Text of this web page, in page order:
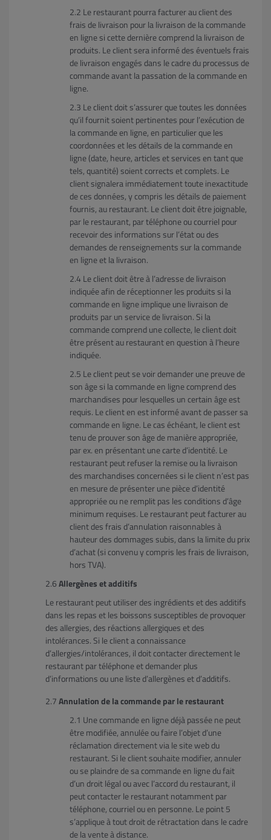
Le restaurant pourra facturer au client des
frais de livraison pour la livraison de la commande
en ligne si cette dernière comprend la livraison de
produits. Le client sera informé des éventuels frais
de livraison engagés dans le cadre du processus de
commande avant la passation de la commande en
ligne.
Le client doit s’assurer que toutes les données
qu’il fournit soient pertinentes pour l’exécution de
la commande en ligne, en particulier que les
coordonnées et les détails de la commande en
ligne (date, heure, articles et services en tant que
tels, quantité) soient corrects et complets. Le
client signalera immédiatement toute inexactitude
de ces données, y compris les détails de paiement
fournis, au restaurant. Le client doit être joignable,
par le restaurant, par téléphone ou courriel pour
recevoir des informations sur l’état ou des
demandes de renseignements sur la commande
en ligne et la livraison.
Le client doit être à l’adresse de livraison
indiquée afin de réceptionner les produits si la
commande en ligne implique une livraison de
produits par un service de livraison. Si la
commande comprend une collecte, le client doit
être présent au restaurant en question à l’heure
indiquée.
Le client peut se voir demander une preuve de
son âge si la commande en ligne comprend des
marchandises pour lesquelles un certain âge est
requis. Le client en est informé avant de passer sa
commande en ligne. Le cas échéant, le client est
tenu de prouver son âge de manière appropriée,
par ex. en présentant une carte d’identité. Le
restaurant peut refuser la remise ou la livraison
des marchandises concernées si le client n’est pas
en mesure de présenter une pièce d’identité
appropriée ou ne remplit pas les conditions d’âge
minimum requises. Le restaurant peut facturer au
client des frais d’annulation raisonnables à
hauteur des dommages subis, dans la limite du prix
d’achat (si convenu y compris les frais de livraison,
hors TVA).
Allergènes et additifs
Le restaurant peut utiliser des ingrédients et des additifs
dans les repas et les boissons susceptibles de provoquer
des allergies, des réactions allergiques et des
intolérances. Si le client a connaissance
d’allergies/intolérances, il doit contacter directement le
restaurant par téléphone et demander plus
d’informations ou une liste d’allergènes et d’additifs.
Annulation de la commande par le restaurant
Une commande en ligne déjà passée ne peut
être modifiée, annulée ou faire l’objet d’une
réclamation directement via le site web du
restaurant. Si le client souhaite modifier, annuler
ou se plaindre de sa commande en ligne du fait
d’un droit légal ou avec l’accord du restaurant, il
peut contacter le restaurant notamment par
téléphone, courriel ou en personne. Le point 5
s’applique à tout droit de rétractation dans le cadre
de la vente à distance.